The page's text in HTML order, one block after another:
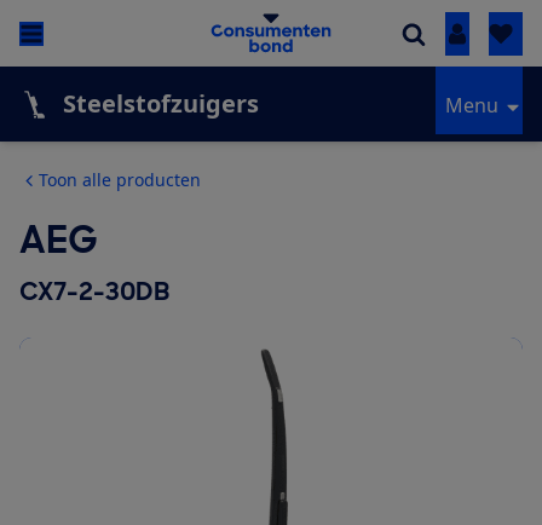
Inloggen
Steelstofzuigers Menu
Toon alle producten
AEG
CX7-2-30DB